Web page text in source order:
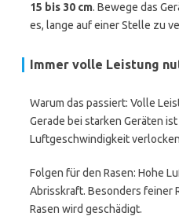
15 bis 30 cm. Bewege das
es, lange auf einer Stelle zu
Immer volle Leistung
Warum das passiert: Volle
Gerade bei starken Geräten
Luftgeschwindigkeit
Folgen für den Rasen: Hohe
Abrisskraft. Besonders feiner
Rasen wird geschädigt.